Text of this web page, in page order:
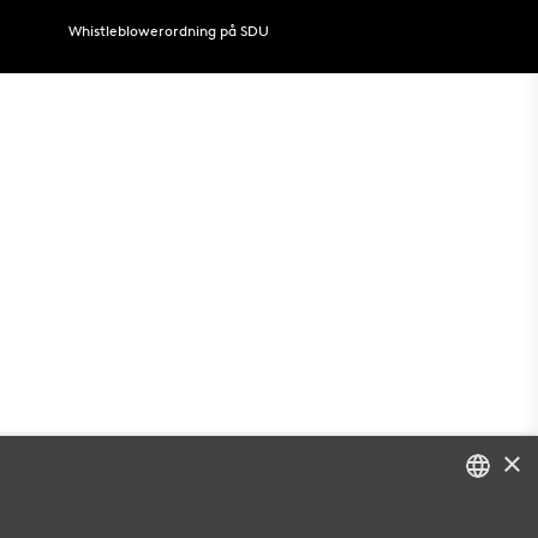
Whistleblowerordning på SDU
×